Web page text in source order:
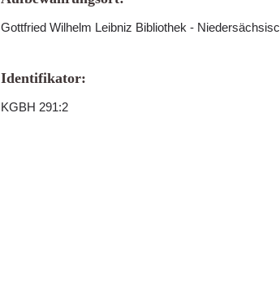
Gottfried Wilhelm Leibniz Bibliothek -
Identifikator:
KGBH 291:2